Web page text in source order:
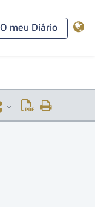
O meu Diário